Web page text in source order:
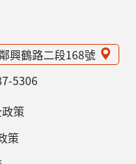
興鶴路二段168號
5306
策
策